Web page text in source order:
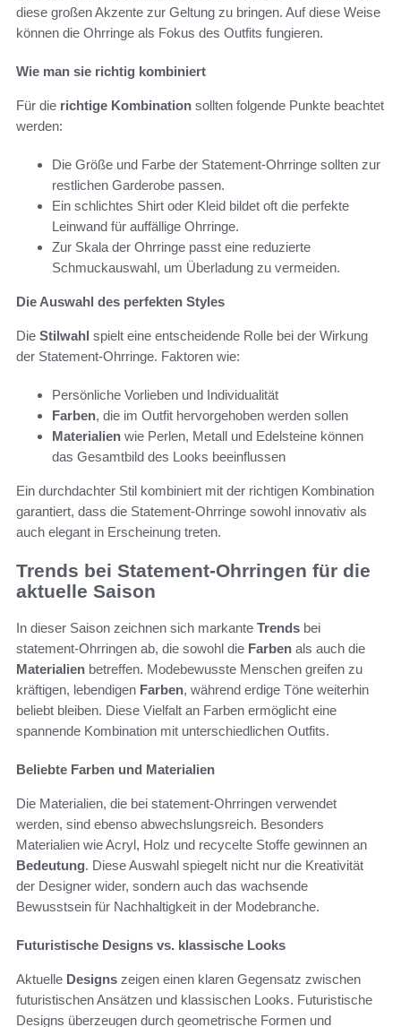
diese großen Akzente zur Geltung zu bringen. Auf diese Weise
können die Ohrringe als Fokus des Outfits fungieren.
Wie man sie richtig kombiniert
Für die richtige Kombination sollten folgende Punkte beachtet
werden:
Die Größe und Farbe der Statement-Ohrringe sollten zur
restlichen Garderobe passen.
Ein schlichtes Shirt oder Kleid bildet oft die perfekte
Leinwand für auffällige Ohrringe.
Zur Skala der Ohrringe passt eine reduzierte
Schmuckauswahl, um Überladung zu vermeiden.
Die Auswahl des perfekten Styles
Die Stilwahl spielt eine entscheidende Rolle bei der Wirkung
der Statement-Ohrringe. Faktoren wie:
Persönliche Vorlieben und Individualität
Farben, die im Outfit hervorgehoben werden sollen
Materialien wie Perlen, Metall und Edelsteine können
das Gesamtbild des Looks beeinflussen
Ein durchdachter Stil kombiniert mit der richtigen Kombination
garantiert, dass die Statement-Ohrringe sowohl innovativ als
auch elegant in Erscheinung treten.
Trends bei Statement-Ohrringen für die
aktuelle Saison
In dieser Saison zeichnen sich markante Trends bei
statement-Ohrringen ab, die sowohl die Farben als auch die
Materialien betreffen. Modebewusste Menschen greifen zu
kräftigen, lebendigen Farben, während erdige Töne weiterhin
beliebt bleiben. Diese Vielfalt an Farben ermöglicht eine
spannende Kombination mit unterschiedlichen Outfits.
Beliebte Farben und Materialien
Die Materialien, die bei statement-Ohrringen verwendet
werden, sind ebenso abwechslungsreich. Besonders
Materialien wie Acryl, Holz und recycelte Stoffe gewinnen an
Bedeutung. Diese Auswahl spiegelt nicht nur die Kreativität
der Designer wider, sondern auch das wachsende
Bewusstsein für Nachhaltigkeit in der Modebranche.
Futuristische Designs vs. klassische Looks
Aktuelle Designs zeigen einen klaren Gegensatz zwischen
futuristischen Ansätzen und klassischen Looks. Futuristische
Designs überzeugen durch geometrische Formen und